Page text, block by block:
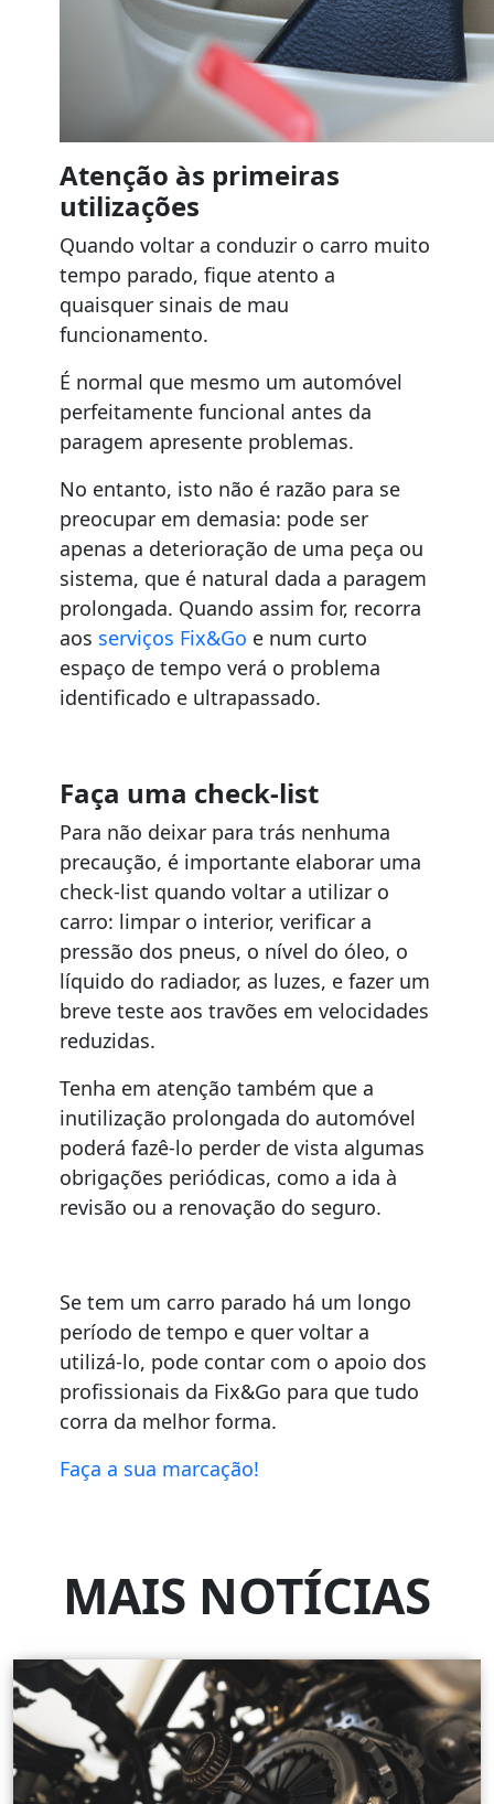
Atenção às primeiras
utilizações
Quando voltar a conduzir o carro muito
tempo parado, fique atento a
quaisquer sinais de mau
funcionamento.
É normal que mesmo um automóvel
perfeitamente funcional antes da
paragem apresente problemas.
No entanto, isto não é razão para se
preocupar em demasia: pode ser
apenas a deterioração de uma peça ou
sistema, que é natural dada a paragem
prolongada. Quando assim for, recorra
aos serviços Fix&Go e num curto
espaço de tempo verá o problema
identificado e ultrapassado.
Faça uma check-list
Para não deixar para trás nenhuma
precaução, é importante elaborar uma
check-list quando voltar a utilizar o
carro: limpar o interior, verificar a
pressão dos pneus, o nível do óleo, o
líquido do radiador, as luzes, e fazer um
breve teste aos travões em velocidades
reduzidas.
Tenha em atenção também que a
inutilização prolongada do automóvel
poderá fazê-lo perder de vista algumas
obrigações periódicas, como a ida à
revisão ou a renovação do seguro.
Se tem um carro parado há um longo
período de tempo e quer voltar a
utilizá-lo, pode contar com o apoio dos
profissionais da Fix&Go para que tudo
corra da melhor forma.
Faça a sua marcação!
MAIS NOTÍCIAS